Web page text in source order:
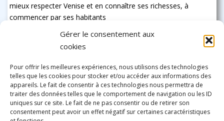
Gérer le consentement aux
cookies
Pour offrir les meilleures expériences, nous utilisons des technologies
telles que les cookies pour stocker et/ou accéder aux informations des
appareils. Le fait de consentir à ces technologies nous permettra de
traiter des données telles que le comportement de navigation ou les ID
uniques sur ce site. Le fait de ne pas consentir ou de retirer son
consentement peut avoir un effet négatif sur certaines caractéristiques
mieux respecter Venise et en connaître ses richesses, à
commencer par ses habitants